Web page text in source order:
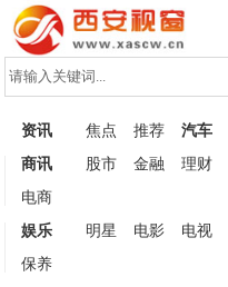
资讯 焦点 推荐 汽车
商讯
股市 金融 理财
电商
娱乐
明星 电影 电视
保养